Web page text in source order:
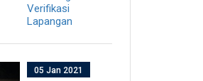
Verifikasi
Lapangan
05 Jan 2021